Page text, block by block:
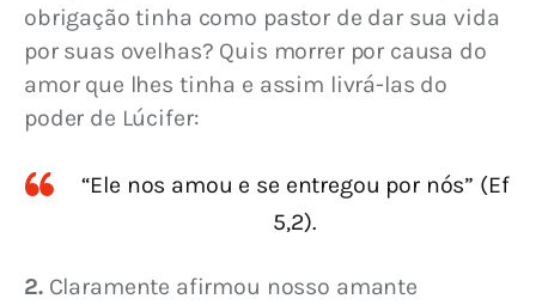
obrigação tinha como pastor de dar sua vida
por suas ovelhas? Quis morrer por causa do
amor que lhes tinha e assim livrá-las do
poder de Lúcifer:
“Ele nos amou e se entregou por nós” (Ef
5,2).
2. Claramente afirmou nosso amante